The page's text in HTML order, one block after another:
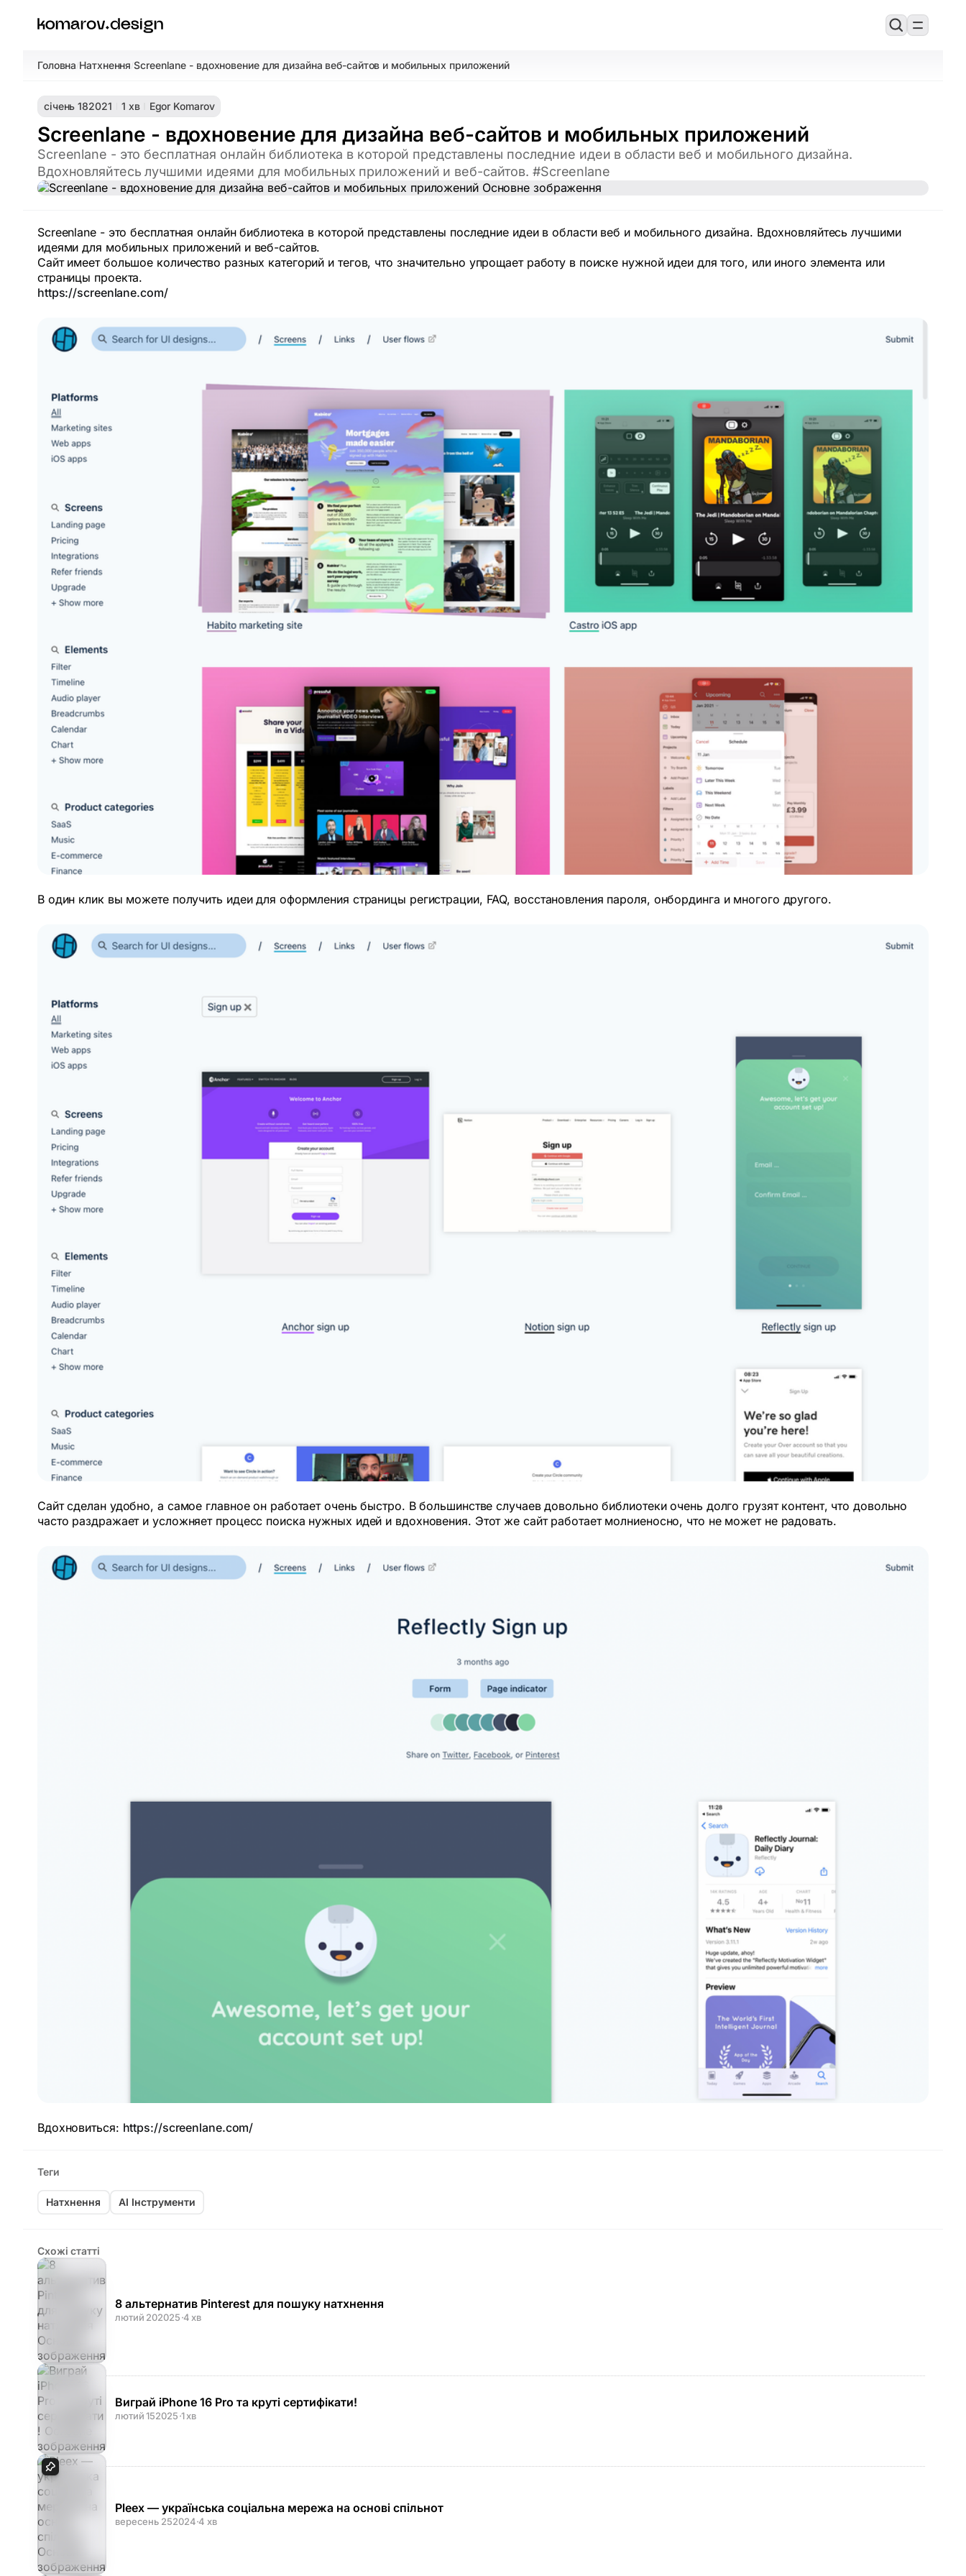
Головна/Натхнення/Screenlane - вдохновение для дизайна веб-сайтов и мобильных приложений
січень 182021 1 хв Egor Komarov
Screenlane - вдохновение для дизайна веб-сайтов и мобильных приложений
Screenlane - это бесплатная онлайн библиотека в которой представлены последние идеи в области веб и мобильного дизайна.
Вдохновляйтесь лучшими идеями для мобильных приложений и веб-сайтов. #Screenlane
Screenlane - это бесплатная онлайн библиотека в которой представлены последние идеи в области веб и мобильного дизайна. Вдохновляйтесь лучшими
идеями для мобильных приложений и веб-сайтов.
Сайт имеет большое количество разных категорий и тегов, что значительно упрощает работу в поиске нужной идеи для того, или иного элемента или
страницы проекта.
https://screenlane.com/
В один клик вы можете получить идеи для оформления страницы регистрации, FAQ, восстановления пароля, онбординга и многого другого.
Сайт сделан удобно, а самое главное он работает очень быстро. В большинстве случаев довольно библиотеки очень долго грузят контент, что довольно
часто раздражает и усложняет процесс поиска нужных идей и вдохновения. Этот же сайт работает молниеносно, что не может не радовать.
Вдохновиться: https://screenlane.com/
Теги
Натхнення AI Інструменти
Схожі статті
8 альтернатив Pinterest для пошуку натхнення
лютий 202025·4 хв
Виграй iPhone 16 Pro та круті сертифікати!
лютий 152025·1 хв
Pleex — українська соціальна мережа на основі спільнот
вересень 252024·4 хв